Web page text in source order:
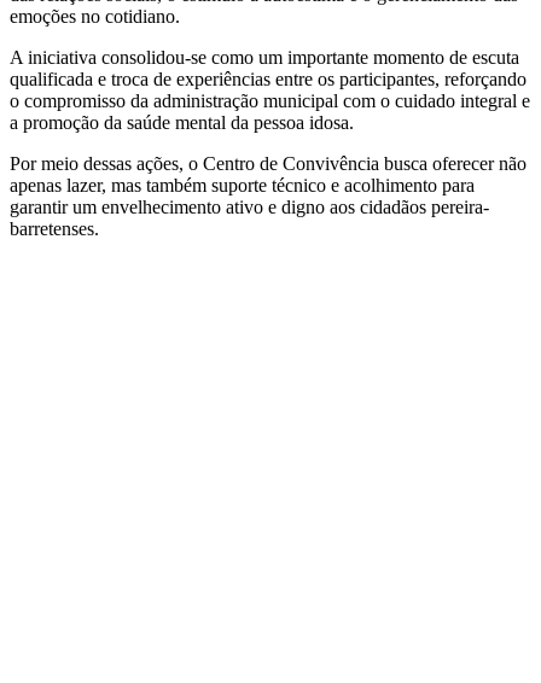
emoções no cotidiano.
A iniciativa consolidou-se como um importante momento de escuta
qualificada e troca de experiências entre os participantes, reforçando
o compromisso da administração municipal com o cuidado integral e
a promoção da saúde mental da pessoa idosa.
Por meio dessas ações, o Centro de Convivência busca oferecer não
apenas lazer, mas também suporte técnico e acolhimento para
garantir um envelhecimento ativo e digno aos cidadãos pereira-
barretenses.